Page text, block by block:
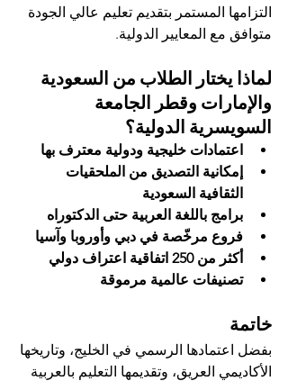
التزامها المستمر بتقديم تعليم عالي الجودة
متوافق مع المعايير الدولية.
لماذا يختار الطلاب من السعودية
والإمارات وقطر الجامعة
السويسرية الدولية؟
اعتمادات خليجية ودولية معترف بها
إمكانية التصديق من الملحقيات
الثقافية السعودية
برامج باللغة العربية حتى الدكتوراه
فروع مرخّصة في دبي وأوروبا وآسيا
أكثر من 250 اتفاقية اعتراف دولي
تصنيفات عالمية مرموقة
خاتمة
بفضل اعتمادها الرسمي في الخليج، وتاريخها
الأكاديمي العريق، وتقديمها التعليم بالعربية